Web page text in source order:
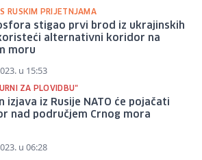
RUSKIM PRIJETNJAMA
stigao prvi brod iz ukrajinskih
alternativni koridor na
moru
u 15:53
ZA PLOVIDBU"
izjava iz Rusije NATO će pojačati
nad područjem Crnog mora
u 06:28